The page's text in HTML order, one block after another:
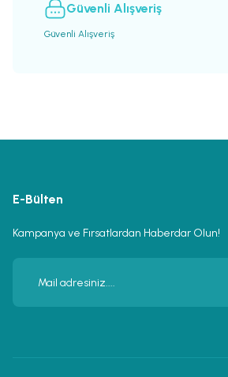
Güvenli Alışveriş
Güvenli Alışveriş
E-Bülten
Kampanya ve Fırsatlardan Haberdar Olun!